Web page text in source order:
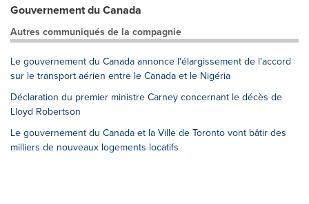
Gouvernement du Canada
Autres communiqués de la compagnie
Le gouvernement du Canada annonce l'élargissement de l'accord
sur le transport aérien entre le Canada et le Nigéria
Déclaration du premier ministre Carney concernant le décès de
Lloyd Robertson
Le gouvernement du Canada et la Ville de Toronto vont bâtir des
milliers de nouveaux logements locatifs